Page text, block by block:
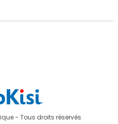
- Tous droits réservés